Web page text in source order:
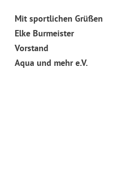
Mit sportlichen Grüßen
Elke Burmeister
Vorstand
Aqua und mehr e.V.